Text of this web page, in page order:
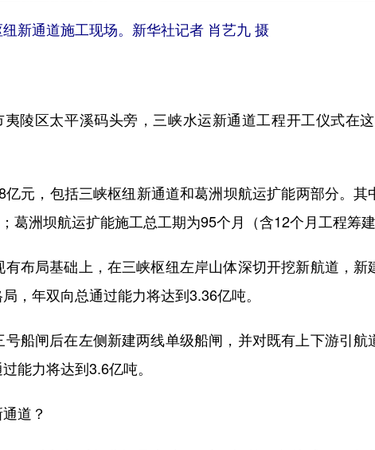
新通道施工现场。新华社记者 肖艺九 摄
区太平溪码头旁，三峡水运新通道工程开工仪式在这
，包括三峡枢纽新通道和葛洲坝航运扩能两部分。其
葛洲坝航运扩能施工总工期为95个月（含12个月工程筹建
局基础上，在三峡枢纽左岸山体深切开挖新航道，新
，年双向总通过能力将达到3.36亿吨。
闸后在左侧新建两线单级船闸，并对既有上下游引航
能力将达到3.6亿吨。
通道？